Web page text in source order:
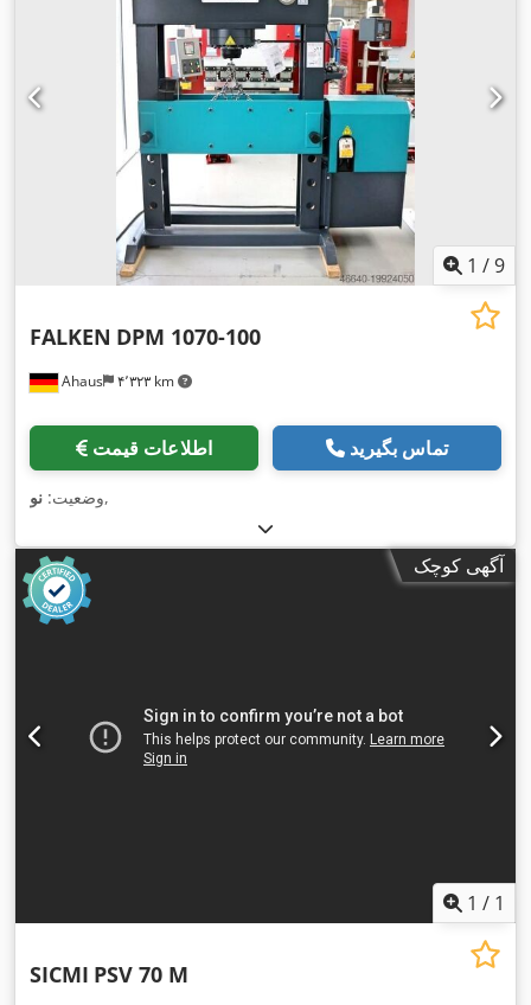
1 /9
Ahaus ۴٬۳۲۳ km
FALKEN DPM 1070-100
اطلاعات قیمت تماس بگیرید
وضعیت: نو ,
آگهی کوچک
1 / 1
SICMI PSV 70 M